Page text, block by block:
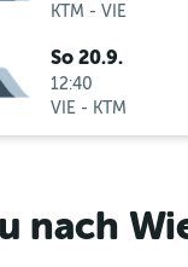
KTM - VIE
So 20.9.
12:40
VIE - KTM
nach